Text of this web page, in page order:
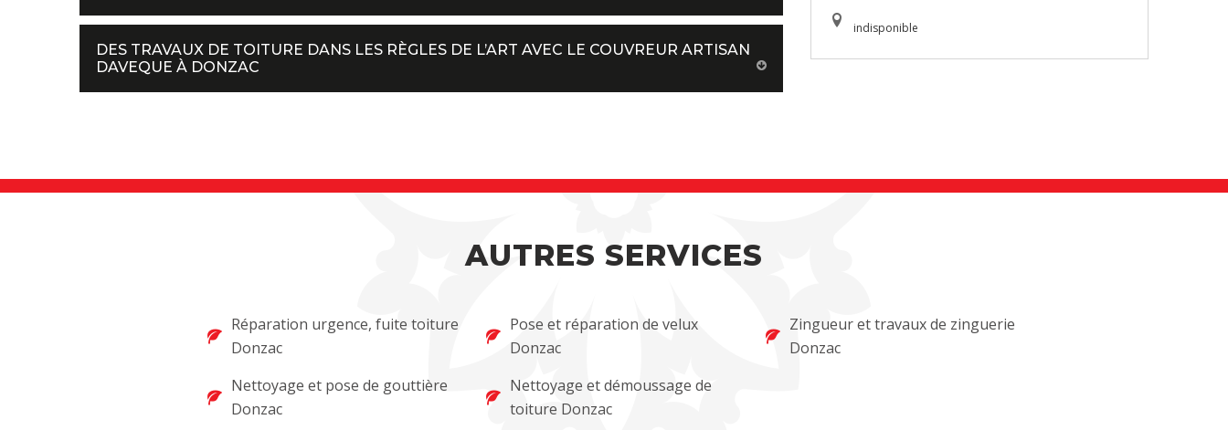
DES TRAVAUX DE TOITURE DANS LES RÈGLES DE L’ART AVEC LE COUVREUR ARTISAN
DAVEQUE À DONZAC
indisponible
AUTRES SERVICES
Réparation urgence, fuite toiture
Donzac
Nettoyage et pose de gouttière
Donzac
Pose et réparation de velux
Donzac
Nettoyage et démoussage de
toiture Donzac
Zingueur et travaux de zinguerie
Donzac